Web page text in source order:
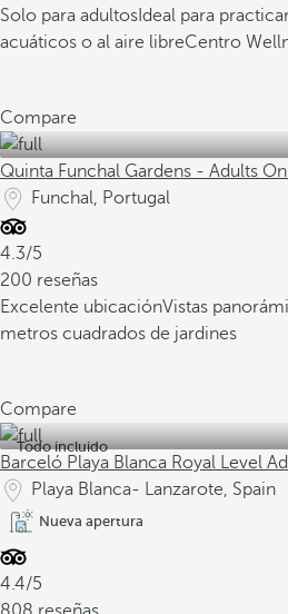
Solo para adultos Ideal para
acuáticos o al aire libreCentro
Compare
Quinta Funchal Gardens - Adults
Funchal, Portugal
4.3/5
200 reseñas
Excelente ubicaciónVistas
metros cuadrados de jardines
Compare
Todo incluido
Barceló Playa Blanca Royal Level
Playa Blanca- Lanzarote, Spain
Nueva apertura
4.4/5